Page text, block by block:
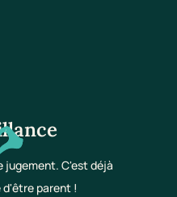
jugement. C'est déjà
d'être parent !